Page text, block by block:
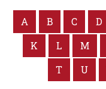
A B C D
K
L M
T
U